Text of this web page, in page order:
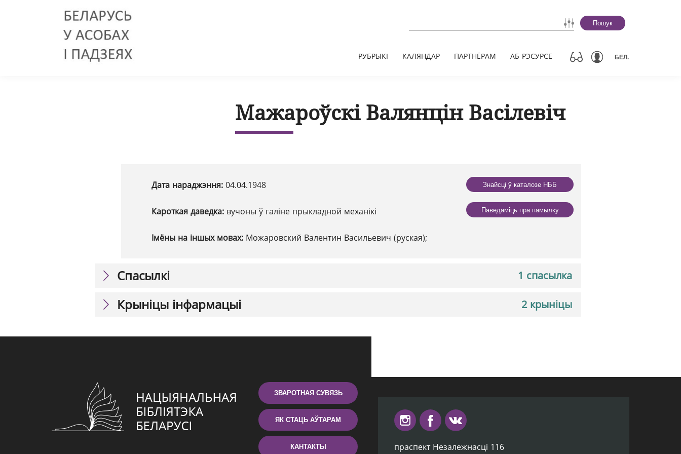
Пошук
РУБРЫКІ КАЛЯНДАР ПАРТНЁРАМ АБ РЭСУРСЕ БЕЛ.
Мажароўскі Валянцін Васілевіч
Дата нараджэння: 04.04.1948
Кароткая даведка: вучоны ў галіне прыкладной механікі
Імёны на іншых мовах: Можаровский Валентин Васильевич (руская);
Знайсці ў каталозе НББ
Паведаміць пра памылку
1 спасылка
Спасылкі
2 крыніцы
Крыніцы інфармацыі
ЗВАРОТНАЯ СУВЯЗЬ
ЯК СТАЦЬ АЎТАРАМ
КАНТАКТЫ
праспект Незалежнасці 116